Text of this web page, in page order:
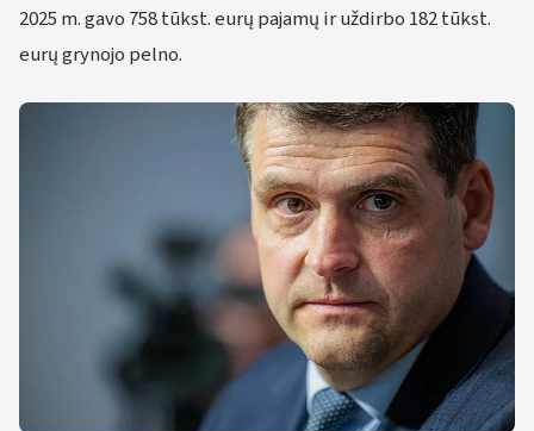
2025 m. gavo 758 tūkst. eurų pajamų ir uždirbo 182 tūkst.
eurų grynojo pelno.